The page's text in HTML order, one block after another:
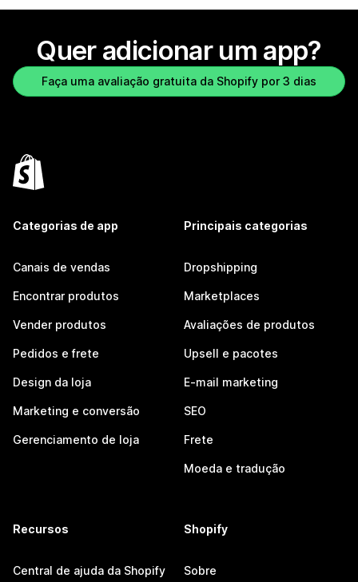
Quer adicionar um app?
Faça uma avaliação gratuita da Shopify por 3 dias
Categorias de app
Canais de vendas
Encontrar produtos
Vender produtos
Pedidos e frete
Design da loja
Marketing e conversão
Gerenciamento de loja
Principais categorias
Dropshipping
Marketplaces
Avaliações de produtos
Upsell e pacotes
E-mail marketing
SEO
Frete
Moeda e tradução
Recursos
Central de ajuda da Shopify
Shopify
Sobre